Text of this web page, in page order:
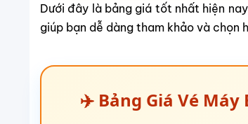
Dưới đây là bảng giá tốt nhất hiện
giúp bạn dễ dàng tham khảo và chọn
✈️ Bảng Giá Vé Máy